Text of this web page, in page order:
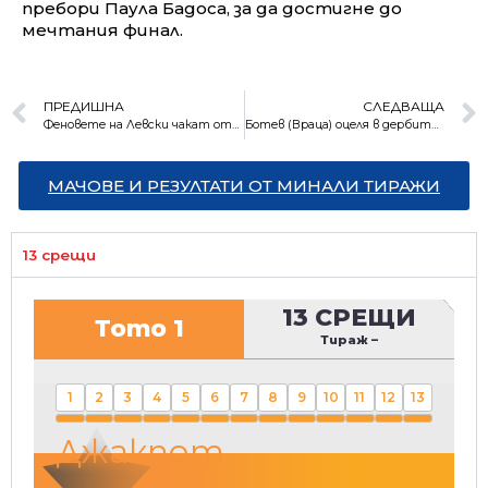
пребори Паула Бадоса, за да достигне до
мечтания финал.
ПРЕДИШНА
Феновете на Левски чакат отговор за бъдещето от Наско Сираков
СЛЕДВАЩА
Ботев (Враца) оцеля в дербито и прати Монтана сред изпадащите
МАЧОВЕ И РЕЗУЛТАТИ ОТ МИНАЛИ ТИРАЖИ
13 срещи
Тото 1 13 СРЕЩИ
Тираж –
1 2 3 4 5 6 7 8 9 10 11 12 13
Джакпот